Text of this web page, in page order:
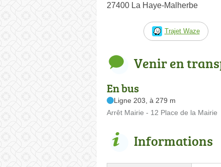
27400 La Haye-Malherbe
Trajet Waze
Venir en
En bus
Ligne 203, à 279 m
Arrêt Mairie - 12 Place de la Mairie
Informations